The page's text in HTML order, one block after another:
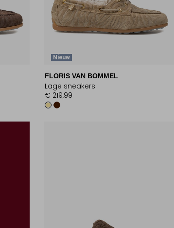
Nieuw
FLORIS VAN BOMMEL
Lage sneakers
€ 219,99